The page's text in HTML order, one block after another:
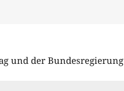
und der Bundesregierung